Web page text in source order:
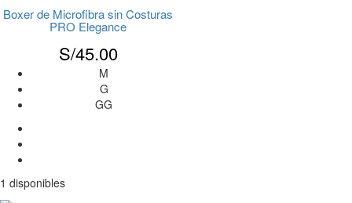
Boxer de Microfibra sin Costuras
PRO Elegance
S/45.00
M
G
GG
1 disponibles